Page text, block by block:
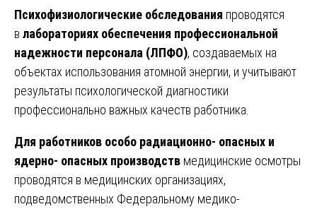
Психофизиологические обследования проводятся
в лабораториях обеспечения профессиональной
надежности персонала (ЛПФО), создаваемых на
объектах использования атомной энергии, и учитывают
результаты психологической диагностики
профессионально важных качеств работника.
Для работников особо радиационно- опасных и
ядерно- опасных производств медицинские осмотры
проводятся в медицинских организациях,
подведомственных Федеральному медико-